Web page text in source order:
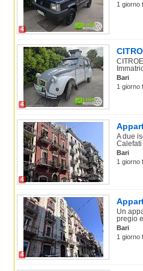
4
1 giorno
4
Bari
1 giorno
4
A due
Bari
1 giorno
4
Un
pregio
Bari
1 giorno